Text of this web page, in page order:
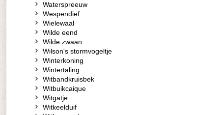
Waterspreeuw
Wespendief
Wielewaal
Wilde eend
Wilde zwaan
Wilson's stormvogeltje
Winterkoning
Wintertaling
Witbandkruisbek
Witbuikcaique
Witgatje
Witkeelduif